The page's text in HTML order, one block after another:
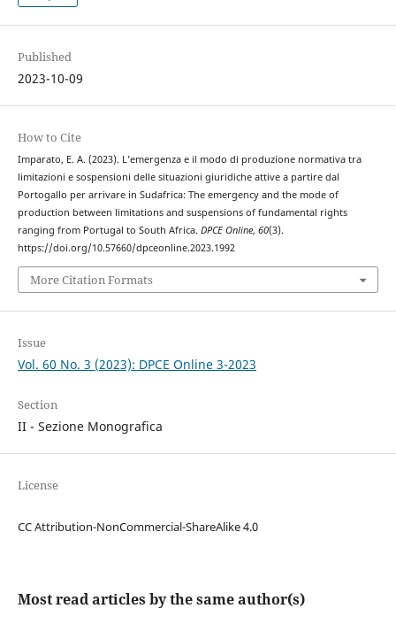
Published
2023-10-09
How to Cite
Imparato, E. A. (2023). L’emergenza e il modo di produzione normativa tra
limitazioni e sospensioni delle situazioni giuridiche attive a partire dal
Portogallo per arrivare in Sudafrica: The emergency and the mode of
production between limitations and suspensions of fundamental rights
ranging from Portugal to South Africa. DPCE Online, 60(3).
https://doi.org/10.57660/dpceonline.2023.1992
More Citation Formats
Issue
Vol. 60 No. 3 (2023): DPCE Online 3-2023
Section
II - Sezione Monografica
License
CC Attribution-NonCommercial-ShareAlike 4.0
Most read articles by the same author(s)